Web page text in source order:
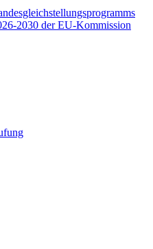
2030 der EU-Kommission